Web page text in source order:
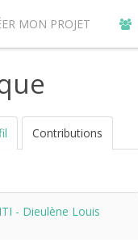
MON PROJET
CONTRIBUER SUR
Contributions
- Dieulène Louis